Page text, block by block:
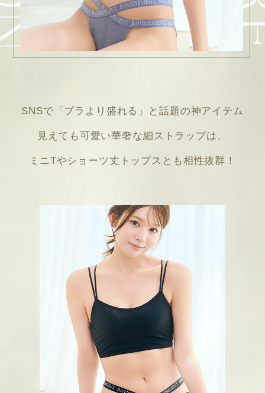
SNSで「ブラより盛れる」と話題の神アイテム
見えても可愛い華奢な細ストラップは、
ミニTやショーツ丈トップスとも相性抜群！